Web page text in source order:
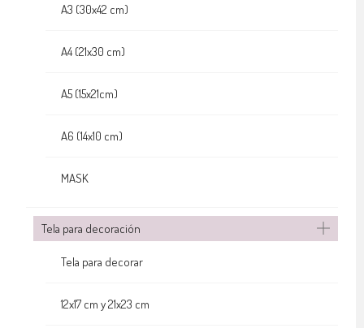
A3 (30x42 cm)
A4 (21x30 cm)
A5 (15x21cm)
A6 (14x10 cm)
MASK
Tela para decoración
Tela para decorar
12x17 cm y 21x23 cm